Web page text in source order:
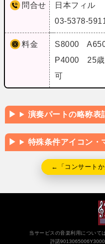
問合せ
日本フィル
03-5378-
料金
S8000
P4000 25歳
可
演奏パートの略称表
特殊条件アイコン・
←「コンサート
当サービスの音楽利用について
許諾